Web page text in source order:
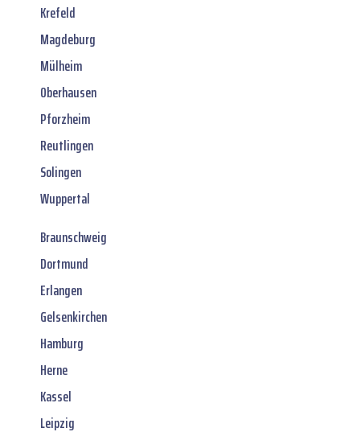
Krefeld
Magdeburg
Mülheim
Oberhausen
Pforzheim
Reutlingen
Solingen
Wuppertal
Braunschweig
Dortmund
Erlangen
Gelsenkirchen
Hamburg
Herne
Kassel
Leipzig